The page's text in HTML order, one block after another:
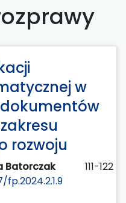
w
rozwoju
Batorczak
111-122